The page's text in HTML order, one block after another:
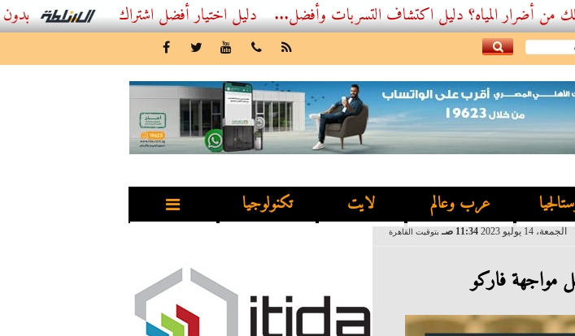
أفضل اشتراك IPTV بدون تقطيع 2026 – دليل المشاهد العصري دليل اكتشاف التسربات وأفضل...
عرب وعالم لايت تكنولوجيا
الجمعة، 14 يوليو 2023 11:34 صـ بتوقيت القاهرة
مواجهة فاركو